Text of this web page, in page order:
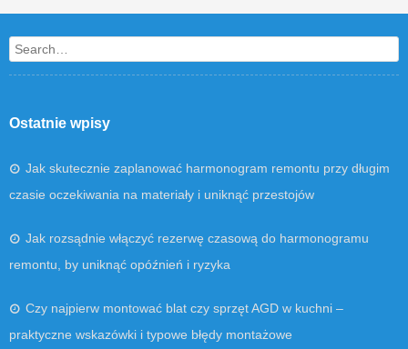
Search
Ostatnie wpisy
Jak skutecznie zaplanować harmonogram remontu przy długim
czasie oczekiwania na materiały i uniknąć przestojów
Jak rozsądnie włączyć rezerwę czasową do harmonogramu
remontu, by uniknąć opóźnień i ryzyka
Czy najpierw montować blat czy sprzęt AGD w kuchni –
praktyczne wskazówki i typowe błędy montażowe